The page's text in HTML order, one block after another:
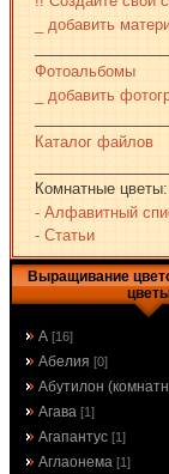
_ добавить
Фотоальбомы
_ добавить
Каталог файлов
Комнатные цветы:
- Алфавитный
- Статьи
Выращивание
А [16]
Абелия [0]
Абутилон
Агава [1]
Агапантус [1]
Аглаонема [1]